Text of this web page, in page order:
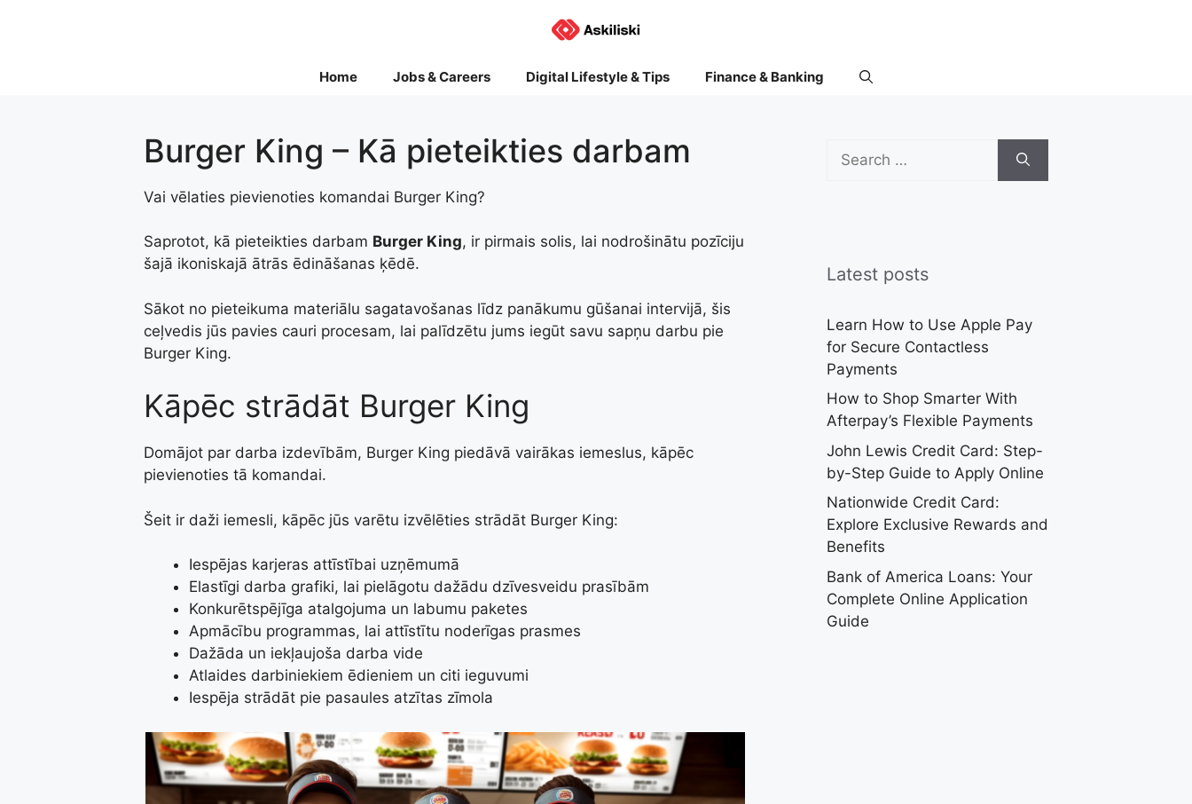
Home Jobs & Careers Digital Lifestyle & Tips Finance & Banking
Burger King – Kā pieteikties darbam
Vai vēlaties pievienoties komandai Burger King?
Saprotot, kā pieteikties darbam Burger King, ir pirmais solis, lai nodrošinātu pozīciju
šajā ikoniskajā ātrās ēdināšanas ķēdē.
Sākot no pieteikuma materiālu sagatavošanas līdz panākumu gūšanai intervijā, šis
ceļvedis jūs pavies cauri procesam, lai palīdzētu jums iegūt savu sapņu darbu pie
Burger King.
Kāpēc strādāt Burger King
Domājot par darba izdevībām, Burger King piedāvā vairākas iemeslus, kāpēc
pievienoties tā komandai.
Šeit ir daži iemesli, kāpēc jūs varētu izvēlēties strādāt Burger King:
Iespējas karjeras attīstībai uzņēmumā
Elastīgi darba grafiki, lai pielāgotu dažādu dzīvesveidu prasībām
Konkurētspējīga atalgojuma un labumu paketes
Apmācību programmas, lai attīstītu noderīgas prasmes
Dažāda un iekļaujoša darba vide
Atlaides darbiniekiem ēdieniem un citi ieguvumi
Iespēja strādāt pie pasaules atzītas zīmola
for:
Latest posts
Learn How to Use Apple Pay
for Secure Contactless
Payments
How to Shop Smarter With
Afterpay’s Flexible Payments
John Lewis Credit Card: Step-
by-Step Guide to Apply Online
Nationwide Credit Card:
Explore Exclusive Rewards and
Benefits
Bank of America Loans: Your
Complete Online Application
Guide